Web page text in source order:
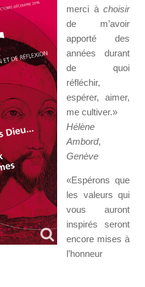
merci à choisir
de m’avoir
apporté des
années durant
de quoi
réfléchir,
espérer, aimer,
me cultiver.»
Hélène
Ambord,
Genève
«Espérons que
les valeurs qui
vous auront
inspirés seront
encore mises à
l’honneur